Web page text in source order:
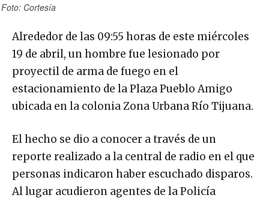
Foto: Cortesía
Alrededor de las 09:55 horas de este miércoles
19 de abril, un hombre fue lesionado por
proyectil de arma de fuego en el
estacionamiento de la Plaza Pueblo Amigo
ubicada en la colonia Zona Urbana Río Tijuana.
El hecho se dio a conocer a través de un
reporte realizado a la central de radio en el que
personas indicaron haber escuchado disparos.
Al lugar acudieron agentes de la Policía